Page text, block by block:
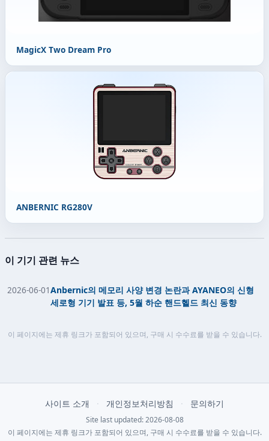
MagicX Two Dream Pro
ANBERNIC RG280V
이 기기 관련 뉴스
2026-06-01Anbernic의 메모리 사양 변경 논란과 AYANEO의 신형
세로형 기기 발표 등, 5월 하순 핸드헬드 최신 동향
이 페이지에는 제휴 링크가 포함되어 있으며, 구매 시 수수료를 받을 수 있습니다.
사이트 소개 · 개인정보처리방침 · 문의하기
Site last updated: 2026-08-08
이 페이지에는 제휴 링크가 포함되어 있으며, 구매 시 수수료를 받을 수 있습니다.